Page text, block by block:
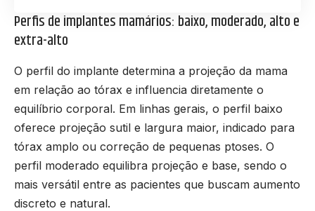
Perfis de implantes mamários: baixo, moderado, alto e
extra-alto
O perfil do implante determina a projeção da mama
em relação ao tórax e influencia diretamente o
equilíbrio corporal. Em linhas gerais, o perfil baixo
oferece projeção sutil e largura maior, indicado para
tórax amplo ou correção de pequenas ptoses. O
perfil moderado equilibra projeção e base, sendo o
mais versátil entre as pacientes que buscam aumento
discreto e natural.